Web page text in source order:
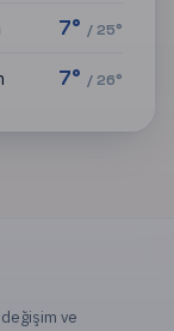
7° / 25°
7° / 26°
ve